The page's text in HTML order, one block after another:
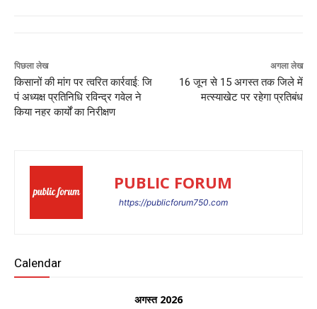
पिछला लेख
किसानों की मांग पर त्वरित कार्रवाई: जि
पं अध्यक्ष प्रतिनिधि रविन्द्र गवेल ने
किया नहर कार्यों का निरीक्षण
अगला लेख
16 जून से 15 अगस्त तक जिले में
मत्स्याखेट पर रहेगा प्रतिबंध
PUBLIC FORUM
https://publicforum750.com
Calendar
अगस्त 2026